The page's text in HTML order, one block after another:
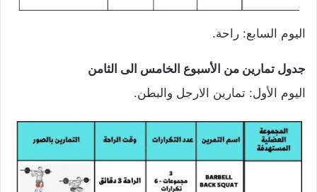
اليوم السابع: راحة.
جدول تمارين من الأسبوع الخامس الى الثامن
اليوم الأول: تمارين الارجل والبطن.